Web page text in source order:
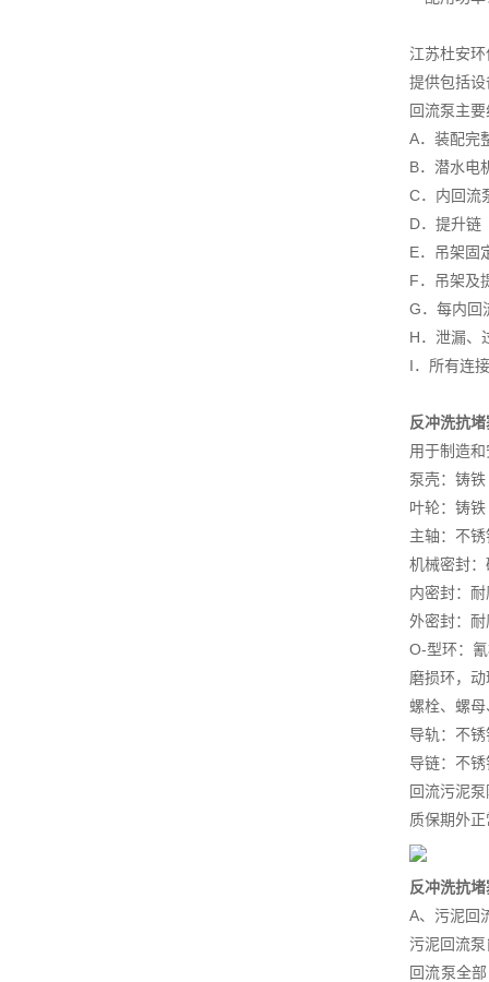
江苏杜安
提供包括
回流泵主
A．装配完
B．潜水电
C．内回流
D．提升链
E．吊架固
F．吊架及
G．每内回
H．泄漏、
I．所有连
反冲洗抗
用于制造
泵壳：铸
叶轮：铸
主轴：不
机械密封
内密封：
外密封：
O-型环：
磨损环，
螺栓、螺
导轨：不
导链：不
回流污泥
质保期外
反冲洗抗
A、污泥回
污泥回流
回流泵全